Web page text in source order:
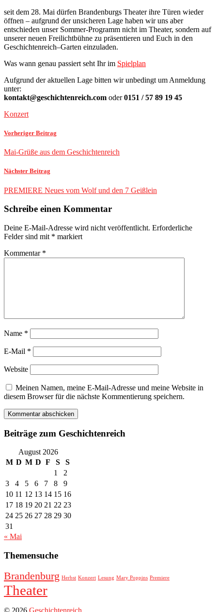
seit dem 28. Mai dürfen Brandenburgs Theater ihre Türen wieder
öffnen – aufgrund der unsicheren Lage haben wir uns aber
entschieden unser Sommer-Programm nicht im Theater, sondern auf
unserer neuen Freilichtbühne zu präsentieren und Euch in den
Geschichtenreich–Garten einzuladen.
Was wann genau passiert seht Ihr im Spielplan
Aufgrund der aktuellen Lage bitten wir unbedingt um Anmeldung
unter:
kontakt@geschichtenreich.com oder0151 / 57 89 19 45
Konzert
Vorheriger Beitrag
Mai-Grüße aus dem Geschichtenreich
Nächster Beitrag
PREMIERE Neues vom Wolf und den 7 Geißlein
Schreibe einen Kommentar
Deine E-Mail-Adresse wird nicht veröffentlicht. Erforderliche
Felder sind mit * markiert
Kommentar *
Name *
E-Mail *
Website
Meinen Namen, meine E-Mail-Adresse und meine Website in
diesem Browser für die nächste Kommentierung speichern.
Beiträge zum Geschichtenreich
August 2026
M D M D F S
S
1
2
3
4 5 6 7 8
9
10 11 12 13 14 15 16
17 18 19 20 21 22 23
24 25 26 27 28 29 30
31
« Mai
Themensuche
Brandenburg Herbst Konzert Lesung Mary Poppins Premiere
Theater
© 2026 Geschichtenreich